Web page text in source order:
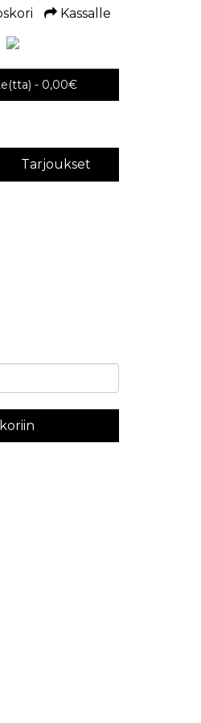
Kassalle
- 0,00€
Tarjoukset